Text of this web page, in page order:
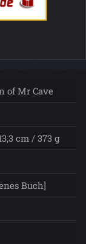
of Mr Cave
cm / 373 g
Buch]